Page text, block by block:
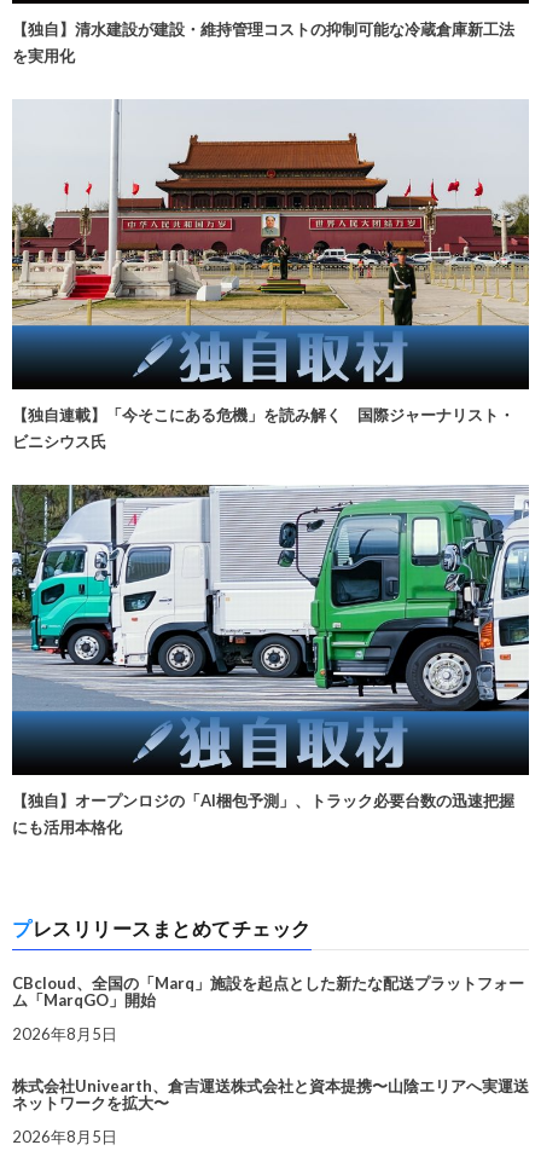
【独自】清水建設が建設・維持管理コストの抑制可能な冷蔵倉庫新工法
を実用化
【独自連載】「今そこにある危機」を読み解く 国際ジャーナリスト・
ビニシウス氏
【独自】オープンロジの「AI梱包予測」、トラック必要台数の迅速把握
にも活用本格化
プレスリリースまとめてチェック
CBcloud、全国の「Marq」施設を起点とした新たな配送プラットフォー
ム「MarqGO」開始
2026年8月5日
株式会社Univearth、倉吉運送株式会社と資本提携〜山陰エリアへ実運送
ネットワークを拡大〜
2026年8月5日